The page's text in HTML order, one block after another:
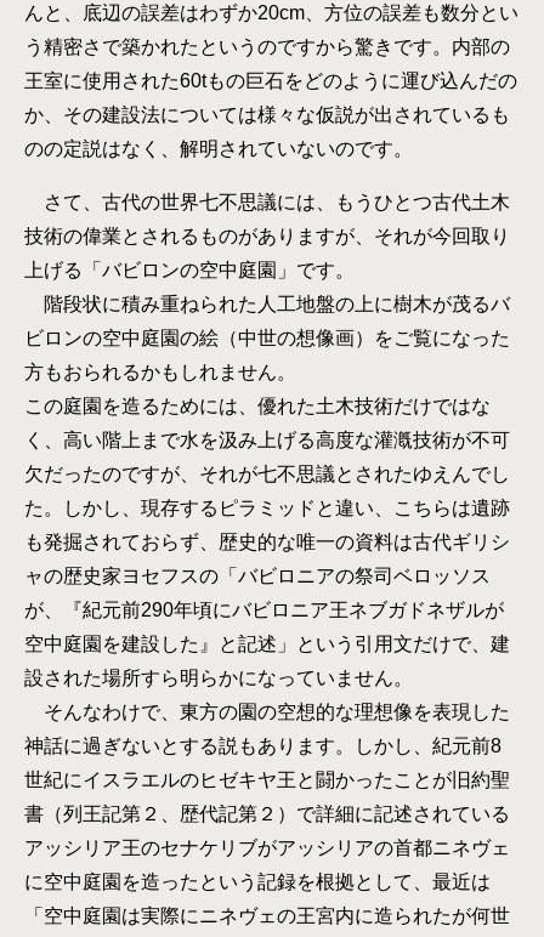
んと、底辺の誤差はわずか20cm、方位の誤差も数分とい
う精密さで築かれたというのですから驚きです。内部の
王室に使用された60tもの巨石をどのように運び込んだの
か、その建設法については様々な仮説が出されているも
のの定説はなく、解明されていないのです。
さて、古代の世界七不思議には、もうひとつ古代土木
技術の偉業とされるものがありますが、それが今回取り
上げる「バビロンの空中庭園」です。
階段状に積み重ねられた人工地盤の上に樹木が茂るバ
ビロンの空中庭園の絵（中世の想像画）をご覧になった
方もおられるかもしれません。
この庭園を造るためには、優れた土木技術だけではな
く、高い階上まで水を汲み上げる高度な灌漑技術が不可
欠だったのですが、それが七不思議とされたゆえんでし
た。しかし、現存するピラミッドと違い、こちらは遺跡
も発掘されておらず、歴史的な唯一の資料は古代ギリシ
ャの歴史家ヨセフスの「バビロニアの祭司ベロッソス
が、『紀元前290年頃にバビロニア王ネブガドネザルが
空中庭園を建設した』と記述」という引用文だけで、建
設された場所すら明らかになっていません。
そんなわけで、東方の園の空想的な理想像を表現した
神話に過ぎないとする説もあります。しかし、紀元前8
世紀にイスラエルのヒゼキヤ王と闘かったことが旧約聖
書（列王記第２、歴代記第２）で詳細に記述されている
アッシリア王のセナケリブがアッシリアの首都ニネヴェ
に空中庭園を造ったという記録を根拠として、最近は
「空中庭園は実際にニネヴェの王宮内に造られたが何世